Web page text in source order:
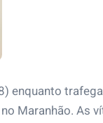
enquanto
Maranhão. As